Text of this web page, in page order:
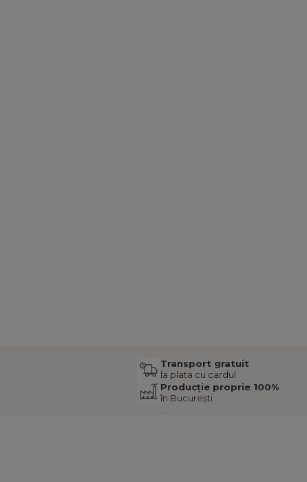
Transport gratuit
la plata cu cardul
Producție proprie 100%
în București